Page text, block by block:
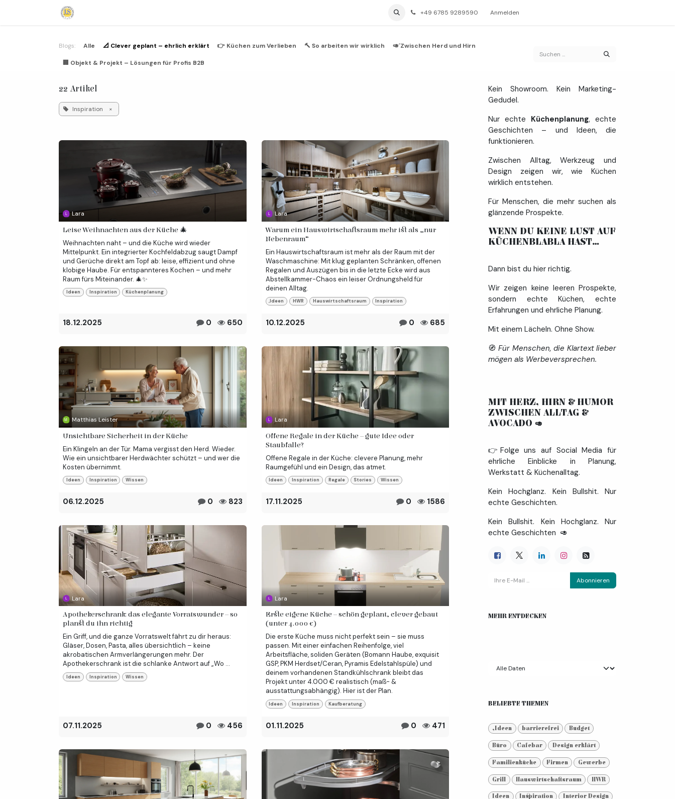
+49 6785 9289590 Anmelden
Blogs: Alle 📐 Clever geplant – ehrlich erklärt 👉 Küchen zum Verlieben 🔨 So arbeiten wir wirklich 🥑´Zwischen Herd und Hirn
🏢 Objekt & Projekt – Lösungen für Profis B2B
22 Artikel
Inspiration ×
Lara
Leise Weihnachten aus der Küche 🎄
Weihnachten naht – und die Küche wird wieder
Mittelpunkt. Ein integrierter Kochfeldabzug saugt Dampf
und Gerüche direkt am Topf ab: leise, effizient und ohne
klobige Haube. Für entspannteres Kochen – und mehr
Raum fürs Miteinander. 🎄✨
Ideen Inspiration Küchenplanung
18.12.2025 0 650
Lara
Warum ein Hauswirtschaftsraum mehr ist als „nur
Nebenraum“
Ein Hauswirtschaftsraum ist mehr als der Raum mit der
Waschmaschine: Mit klug geplanten Schränken, offenen
Regalen und Auszügen bis in die letzte Ecke wird aus
Abstellkammer-Chaos ein leiser Ordnungsheld für
deinen Alltag.
,Ideen HWR Hauswirtschaftsraum Inspiration
10.12.2025 0 685
Matthias Leister
Unsichtbare Sicherheit in der Küche
Ein Klingeln an der Tür. Mama vergisst den Herd. Wieder.
Wie ein unsichtbarer Herdwächter schützt – und wer die
Kosten übernimmt.
Ideen Inspiration Wissen
06.12.2025 0 823
Lara
Offene Regale in der Küche – gute Idee oder
Staubfalle?
Offene Regale in der Küche: clevere Planung, mehr
Raumgefühl und ein Design, das atmet.
Ideen Inspiration Regale Stories Wissen
17.11.2025 0 1586
Lara
Apothekerschrank: das elegante Vorratswunder – so
planst du ihn richtig
Ein Griff, und die ganze Vorratswelt fährt zu dir heraus:
Gläser, Dosen, Pasta, alles übersichtlich – keine
akrobatischen Armverlängerungen mehr. Der
Apothekerschrank ist die schlanke Antwort auf „Wo ...
Ideen Inspiration Wissen
07.11.2025 0 456
Lara
Erste eigene Küche – schön geplant, clever gebaut
(unter 4.000 €)
Die erste Küche muss nicht perfekt sein – sie muss
passen. Mit einer einfachen Reihenfolge, viel
Arbeitsfläche, soliden Geräten (Bomann Haube, exquisit
GSP, PKM Herdset/Ceran, Pyramis Edelstahlspüle) und
deinem vorhandenen Standkühlschrank bleibt das
Projekt unter 4.000 € realistisch (maß- &
ausstattungsabhängig). Hier ist der Plan.
Ideen Inspiration Kaufberatung
01.11.2025 0 471
Kein Showroom. Kein Marketing-
Gedudel.
Nur echte Küchenplanung, echte
Geschichten – und Ideen, die
funktionieren.
Zwischen Alltag, Werkzeug und
Design zeigen wir, wie Küchen
wirklich entstehen.
Für Menschen, die mehr suchen als
glänzende Prospekte.
WENN DU KEINE LUST AUF
KÜCHENBLABLA HAST… ​
Dann bist du hier richtig.
Wir zeigen keine leeren Prospekte,
sondern echte Küchen, echte
Erfahrungen und ehrliche Planung.
Mit einem Lächeln. Ohne Show.
🧭 Für Menschen, die Klartext lieber
mögen als Werbeversprechen.
MIT HERZ, HIRN & HUMOR
ZWISCHEN ALLTAG &
AVOCADO 🥑
👉Folge uns auf Social Media für
ehrliche Einblicke in Planung,
Werkstatt & Küchenalltag.
Kein Hochglanz. Kein Bullshit. Nur
echte Geschichten.
Kein Bullshit. Kein Hochglanz. Nur
echte Geschichten 🥑
Abonnieren
MEHR ENTDECKEN
BELIEBTE THEMEN
,Ideen barrierefrei Budget
Büro Cafebar Design erklärt
Familienküche Firmen Gewerbe
Grill Hauswirtschaftsraum HWR
Ideen Inspiration Interior Design